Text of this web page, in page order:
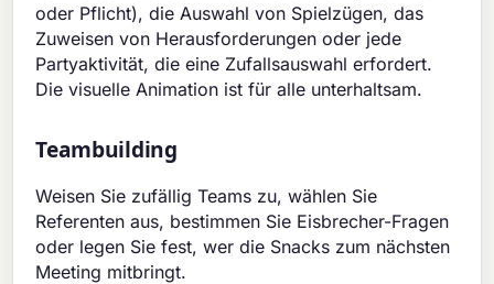
oder Pflicht), die Auswahl von Spielzügen, das
Zuweisen von Herausforderungen oder jede
Partyaktivität, die eine Zufallsauswahl erfordert.
Die visuelle Animation ist für alle unterhaltsam.
Teambuilding
Weisen Sie zufällig Teams zu, wählen Sie
Referenten aus, bestimmen Sie Eisbrecher-Fragen
oder legen Sie fest, wer die Snacks zum nächsten
Meeting mitbringt.